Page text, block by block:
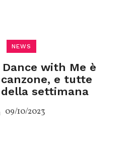
NEWS
Dance with Me è
e tutte
settimana
09/10/2023